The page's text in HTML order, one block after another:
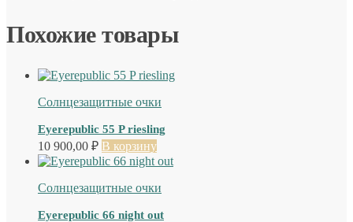
Похожие товары
Солнцезащитные очки
Eyerepublic 55 P riesling
10 900,00 ₽ В корзину
Солнцезащитные очки
Eyerepublic 66 night out